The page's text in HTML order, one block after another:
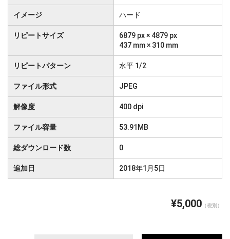
イメージ ハード
リピートサイズ
6879 px × 4879 px
437 mm × 310 mm
リピートパターン 水平 1/2
ファイル形式 JPEG
解像度 400 dpi
ファイル容量 53.91MB
総ダウンロード数 0
追加日 2018年1月5日
¥5,000 （税別）